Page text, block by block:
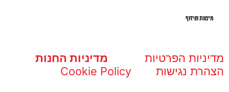
מיטות שיזוף
מדיניות הפרטיות
מדיניות החנות
הצהרת נגישות
Cookie Policy